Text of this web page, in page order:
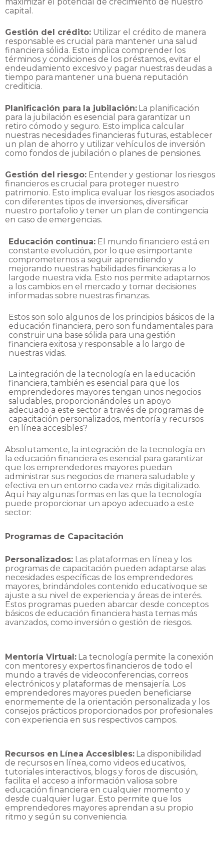
capital.
Gestión del crédito: Utilizar el crédito de manera
responsable es crucial para mantener una salud
financiera sólida. Esto implica comprender los
términos y condiciones de los préstamos, evitar el
endeudamiento excesivo y pagar nuestras deudas a
tiempo para mantener una buena reputación
crediticia.
Planificación para la jubilación: La planificación
para la jubilación es esencial para garantizar un
retiro cómodo y seguro. Esto implica calcular
nuestras necesidades financieras futuras, establecer
un plan de ahorro y utilizar vehículos de inversión
como fondos de jubilación o planes de pensiones.
Gestión del riesgo: Entender y gestionar los riesgos
financieros es crucial para proteger nuestro
patrimonio. Esto implica evaluar los riesgos asociados
con diferentes tipos de inversiones, diversificar
nuestro portafolio y tener un plan de contingencia
en caso de emergencias.
Educación continua: El mundo financiero está en
constante evolución, por lo que esimportante
comprometernos a seguir aprendiendo y
mejorando nuestras habilidades financieras a lo
largode nuestra vida. Esto nos permite adaptarnos
a los cambios en el mercado y tomar decisiones
informadas sobre nuestras finanzas.
Estos son solo algunos de los principios básicos de la
educación financiera, pero son fundamentales para
construir una base sólida para una gestión
financiera exitosa y responsable a lo largo de
nuestras vidas.
La integración de la tecnología en la educación
financiera,también es esencial para que los
emprendedores mayores tengan unos negocios
saludables, proporcionándoles un apoyo
adecuado a este sector a través de programas de
capacitación personalizados, mentoría y recursos
en línea accesibles?
Absolutamente, la integración de la tecnología en
la educación financiera es esencial para garantizar
que los emprendedores mayores puedan
administrar sus negocios de manera saludable y
efectiva en un entorno cada vez más digitalizado.
Aquí hay algunas formas en las que la tecnología
puede proporcionar un apoyo adecuado a este
sector:
Programas de Capacitación
Personalizados: Las plataformas en línea y los
programas de capacitación pueden adaptarse a las
necesidades específicas de los emprendedores
mayores, brindándoles contenido educativoque se
ajuste a su nivel de experiencia y áreas de interés.
Estos programas pueden abarcar desde conceptos
básicos de educación financiera hasta temas más
avanzados, como inversión o gestión de riesgos.
Mentoría Virtual: La tecnología permite la conexión
con mentoresy expertosfinancieros de todo el
mundo a través de videoconferencias, correos
electrónicos y plataformas de mensajería. Los
emprendedores mayores pueden beneficiarse
enormemente de la orientación personalizada y los
consejos prácticos proporcionados por profesionales
con experiencia en sus respectivos campos.
Recursos en Línea Accesibles: La disponibilidad
de recursos en línea, como videos educativos,
tutoriales interactivos, blogs y foros de discusión,
facilita el acceso a información valiosa sobre
educación financiera en cualquier momento y
desde cualquier lugar. Esto permite que los
emprendedores mayores aprendan a su propio
ritmo y según su conveniencia.